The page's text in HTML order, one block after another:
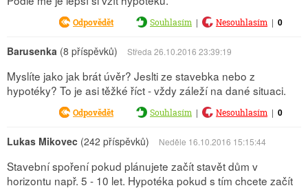
Odpovědět Souhlasím | Nesouhlasím | 0
Barusenka (8 příspěvků) Středa 26.10.2016 23:39:19
Myslíte jako jak brát úvěr? Jeslti ze stavebka nebo z
hypotéky? To je asi těžké říct - vždy záleží na dané situaci.
Odpovědět Souhlasím | Nesouhlasím | 0
Lukas Mikovec (242 příspěvků) Neděle 16.10.2016 15:15:44
Stavební spoření pokud plánujete začít stavět dům v
horizontu např. 5 - 10 let. Hypotéka pokud s tím chcete začít